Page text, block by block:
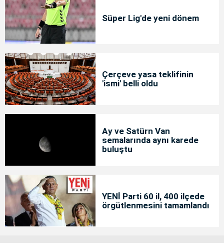
Süper Lig'de yeni dönem
Çerçeve yasa teklifinin
'ismi' belli oldu
Ay ve Satürn Van
semalarında aynı karede
buluştu
YENİ Parti 60 il, 400 ilçede
örgütlenmesini tamamlandı